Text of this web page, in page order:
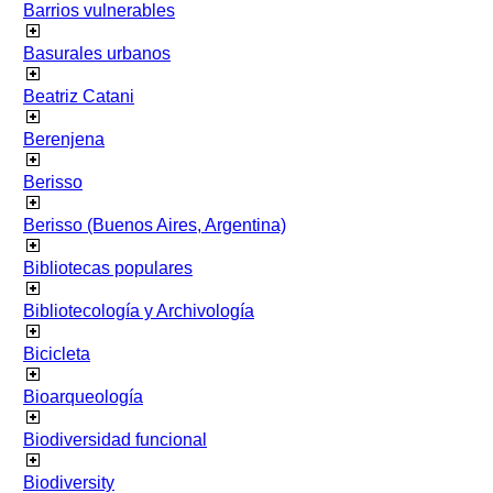
Barrios vulnerables
Basurales urbanos
Beatriz Catani
Berenjena
Berisso
Berisso (Buenos Aires, Argentina)
Bibliotecas populares
Bibliotecología y Archivología
Bicicleta
Bioarqueología
Biodiversidad funcional
Biodiversity